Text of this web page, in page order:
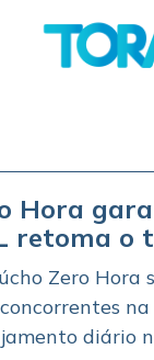
Hora
retoma o
Zero Hora
diário